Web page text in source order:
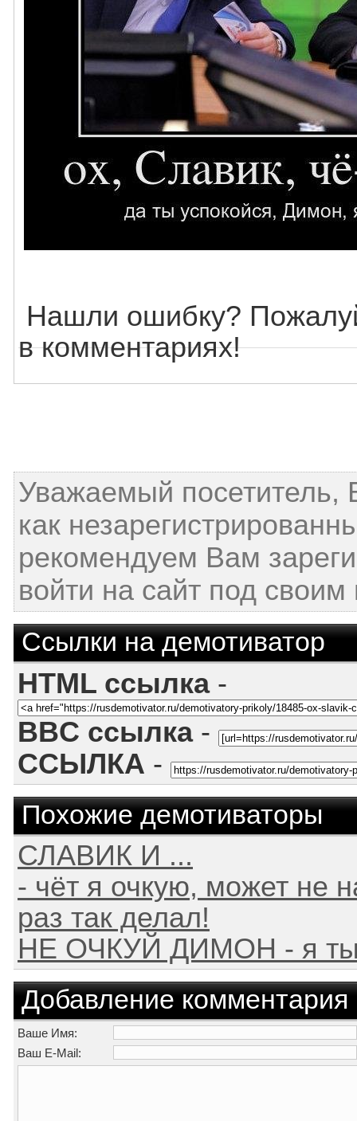
Нашли ошибку?
в комментариях!
Уважаемый посетитель,
как
рекомендуем Вам
войти на сайт под
Ссылки на демотиватор
HTML ссылка-
BBC ссылка-
ССЫЛКА -
Похожие демотиваторы
СЛАВИК И ...
- чёт я очкую, может не
раз так делал!
НЕ ОЧКУЙ ДИМОН - я
Добавление комментария
Ваше Имя:
Ваш E-Mail: